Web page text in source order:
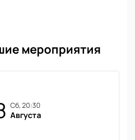
мероприятия
сб, 20:30
Августа